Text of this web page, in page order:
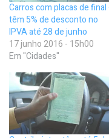
Carros com placas de final
têm 5% de desconto no
IPVA até 28 de junho
17 junho 2016 - 15h00
Em "Cidades"